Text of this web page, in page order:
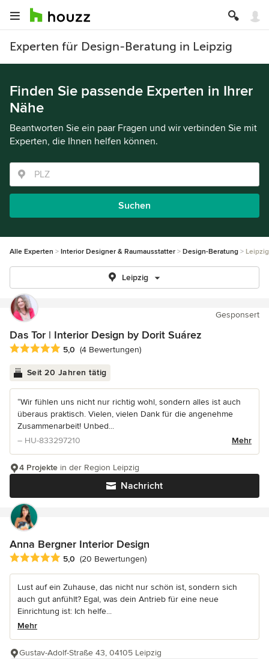
Experten für Design-Beratung in Leipzig
Finden Sie passende Experten in Ihrer
Nähe
Beantworten Sie ein paar Fragen und wir verbinden Sie mit
Experten, die Ihnen helfen können.
Suchen
Alle Experten Interior Designer & Raumausstatter Design-Beratung Leipzig
Leipzig
Gesponsert
Das Tor | Interior Design by Dorit Suárez
Durchschnittliche Bewertung: 5 von 5 Sternen
5,0 (4 Bewertungen)
Seit 20 Jahren tätig
“Wir fühlen uns nicht nur richtig wohl, sondern alles ist auch
überaus praktisch. Vielen, vielen Dank für die angenehme
Zusammenarbeit! Unbed...
– HU-833297210
Mehr
Nachricht
4 Projekte in der Region Leipzig
Anna Bergner Interior Design
Durchschnittliche Bewertung: 5 von 5 Sternen
5,0 (20 Bewertungen)
Lust auf ein Zuhause, das nicht nur schön ist, sondern sich
auch gut anfühlt? Egal, was dein Antrieb für eine neue
Einrichtung ist: Ich helfe...
Mehr
Gustav-Adolf-Straße 43, 04105 Leipzig